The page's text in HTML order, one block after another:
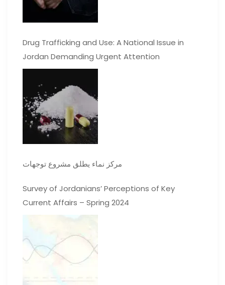
Drug Trafficking and Use: A National Issue in
Jordan Demanding Urgent Attention
مركز نماء يطلق مشروع توجهات
Survey of Jordanians’ Perceptions of Key
Current Affairs – Spring 2024